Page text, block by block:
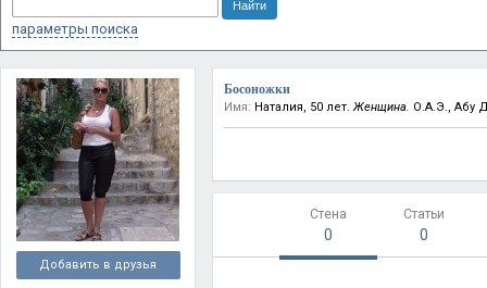
параметры поиска
Добавить в друзья
Босоножки
Имя: Наталия, 50 лет.Женщина. О.А.Э., Абу
Стена
0
Статьи
0